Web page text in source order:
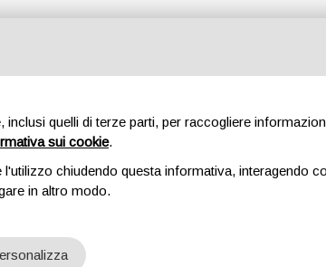
HOME
inclusi quelli di terze parti, per raccogliere
sui cookie.
chiudendo questa informativa, interagendo
in altro modo.